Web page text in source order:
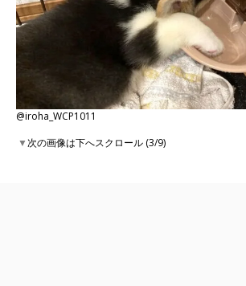
@iroha_WCP1011
▼次の画像は下へスクロール (3/9)